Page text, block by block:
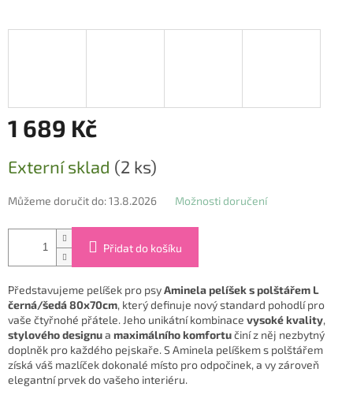
1 689 Kč
cena:
Externí sklad (2 ks)
Můžeme doručit do:13.8.2026 Možnosti doručení
Přidat do košíku
Představujeme pelíšek pro psyAminela pelíšek s polštářem L
černá/šedá 80x70cm, který definuje nový standard pohodlí pro
vaše čtyřnohé přátele. Jeho unikátní kombinace vysoké kvality,
stylového designua maximálního komfortučiní z něj nezbytný
doplněk pro každého pejskaře. S Aminela pelíškem s polštářem
získá váš mazlíček dokonalé místo pro odpočinek, a vy zároveň
elegantní prvek do vašeho interiéru.